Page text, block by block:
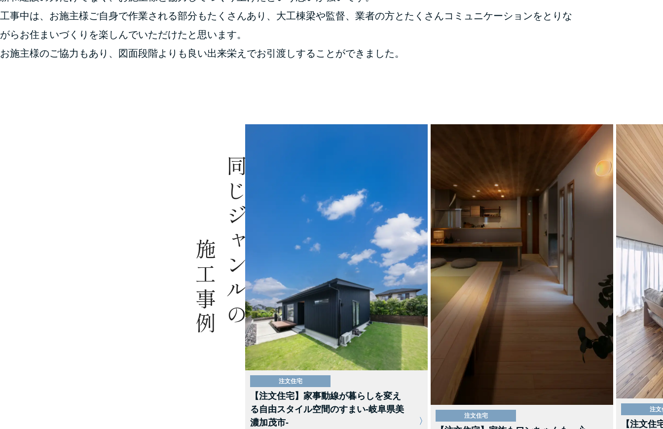
工事中は、お施主様ご自身で作業される部分もたくさんあり、大工棟梁や監督、業者の方とたくさんコミュニケーションをとりな
がらお住まいづくりを楽しんでいただけたと思います。
お施主様のご協力もあり、図面段階よりも良い出来栄えでお引渡しすることができました。
同じジャンルの
施工事例
注文住宅
【注文住宅】家事動線が暮らしを変え
る自由スタイル空間のすまい-岐阜県美
濃加茂市-
注文住宅
注文
【注文住